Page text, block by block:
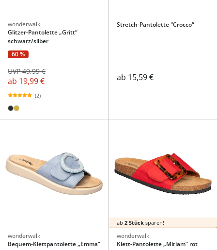
wonderwalk
Glitzer-Pantolette „Gritt“
schwarz/silber
60 %
ab 19,99 €
UVP 49,99 €
(2)
Stretch-Pantolette "Crocco“
ab 15,59 €
wonderwalk
Bequem-Klettpantolette „Emma“
ab 2 Stücksparen!
wonderwalk
Klett-Pantolette „Miriam“ rot